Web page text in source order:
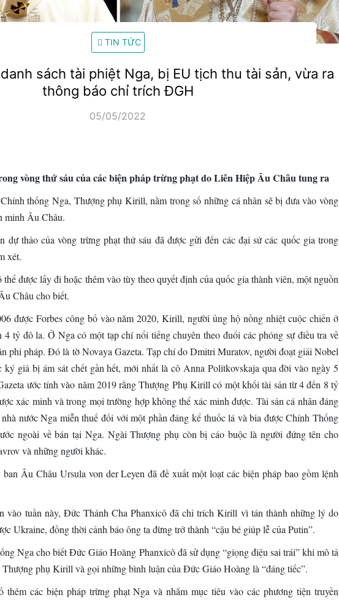
TIN TỨC
sách tài phiệt Nga, bị EU tịch thu tài sản, vừa ra
thông báo chỉ trích ĐGH
05/05/2022
vòng thứ sáu của các biện pháp trừng phạt do Liên Hiệp Âu Châu tung ra
thống Nga, Thượng phụ Kirill, nằm trong số những cá nhân sẽ bị đưa vào vòng
minh Âu Châu.
dự thảo của vòng trừng phạt thứ sáu đã được gửi đến các đại sứ các quốc gia trong
xét.
thể được lấy đi hoặc thêm vào tùy theo quyết định của quốc gia thành viên, một nguồn
Châu cho biết.
được Forbes công bố vào năm 2020, Kirill, người ủng hộ nồng nhiệt cuộc chiến ở
4 tỷ đô la. Ở Nga có một tạp chí nổi tiếng chuyên theo đuổi các phóng sự điều tra về
phi pháp. Đó là tờ Novaya Gazeta. Tạp chí do Dmitri Muratov, người đoạt giải Nobel
ký giả bị ám sát chết gần hết, mới nhất là cô Anna Politkovskaja qua đời vào ngày 5
ước tính vào năm 2019 rằng Thượng Phụ Kirill có một khối tài sản từ 4 đến 8 tỷ
xác minh và trong mọi trường hợp không thể xác minh được. Tài sản cá nhân đáng
nước Nga miễn thuế đối với một phần đáng kể thuốc lá và bia được Chính Thống
ngoài về bán tại Nga. Ngài Thượng phụ còn bị cáo buộc là người đứng tên cho
và những người khác.
Âu Châu Ursula von der Leyen đã đề xuất một loạt các biện pháp bao gồm lệnh
vào tuần này, Đức Thánh Cha Phanxicô đã chỉ trích Kirill vì tán thành những lý do
Ukraine, đồng thời cảnh báo ông ta đừng trở thành “cậu bé giúp lễ của Putin”.
Nga cho biết Đức Giáo Hoàng Phanxicô đã sử dụng “giọng điệu sai trái” khi mô tả
phụ Kirill và gọi những bình luận của Đức Giáo Hoàng là “đáng tiếc”.
các biện pháp trừng phạt Nga và nhắm mục tiêu vào các phương tiện truyền